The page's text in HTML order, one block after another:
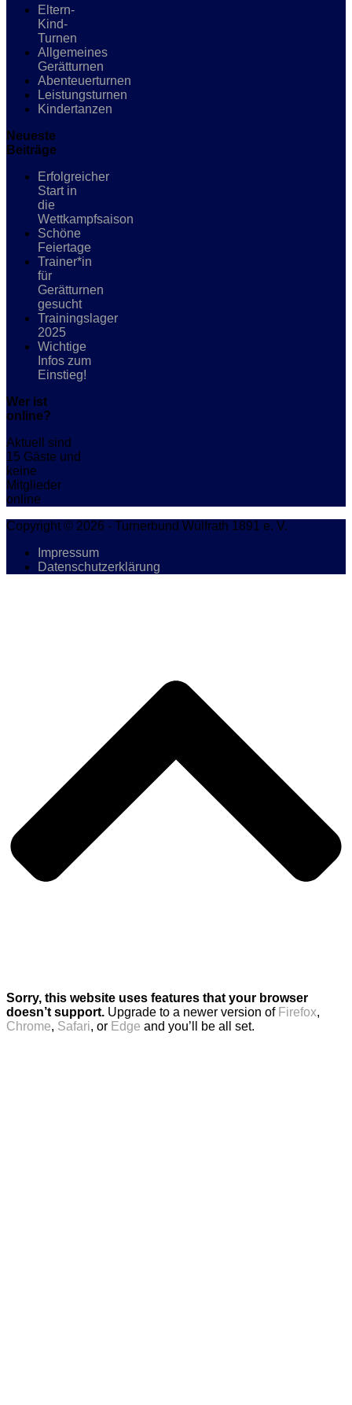
Eltern-
Kind-
Turnen
Allgemeines
Gerätturnen
Abenteuerturnen
Leistungsturnen
Kindertanzen
Neueste
Beiträge
Erfolgreicher
Start in
die
Wettkampfsaison
Schöne
Feiertage
Trainer*in
für
Gerätturnen
gesucht
Trainingslager
2025
Wichtige
Infos zum
Einstieg!
Wer ist
online?
Aktuell sind
15 Gäste und
keine
Mitglieder
online
Copyright © 2026 - Turnerbund Wülfrath 1891 e. V.
Impressum
Datenschutzerklärung
Sorry, this website uses features that your browser
doesn’t support. Upgrade to a newer version of Firefox,
Chrome, Safari, or Edge and you’ll be all set.